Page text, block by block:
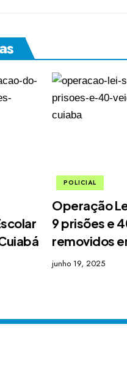
POLICIAL
Operação
9 prisões e
removidos
junho 19, 2025